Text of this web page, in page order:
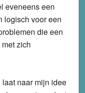
eveneens een
logisch voor een
die een
zich
laat naar mijn idee